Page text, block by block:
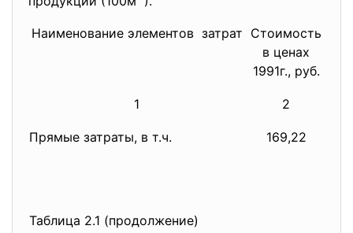
Наименование элементов затрат Стоимость
в ценах
1991г., руб.
1 2
Прямые затраты, в т.ч. 169,22
Таблица 2.1 (продолжение)